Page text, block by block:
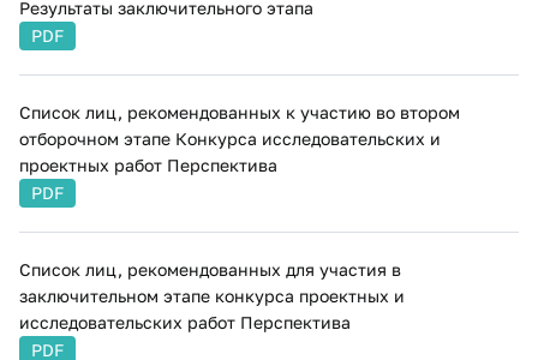
Результаты заключительного этапа
PDF
Список лиц, рекомендованных к участию во втором
отборочном этапе Конкурса исследовательских и
проектных работ Перспектива
PDF
Список лиц, рекомендованных для участия в
заключительном этапе конкурса проектных и
исследовательских работ Перспектива
PDF